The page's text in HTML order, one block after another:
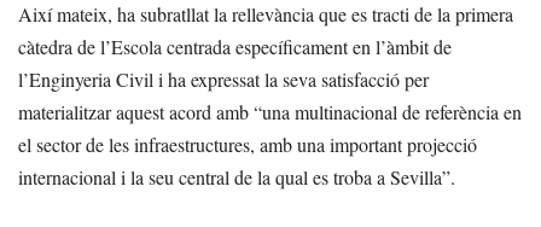
Així mateix, ha subratllat la rellevància que es tracti de la primera
càtedra de l’Escola centrada específicament en l’àmbit de
l’Enginyeria Civil i ha expressat la seva satisfacció per
materialitzar aquest acord amb “una multinacional de referència en
el sector de les infraestructures, amb una important projecció
internacional i la seu central de la qual es troba a Sevilla”.